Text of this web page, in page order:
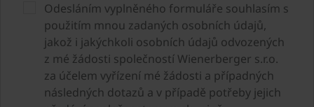
Odesláním vyplněného formuláře souhlasím s
použitím mnou zadaných osobních údajů,
jakož i jakýchkoli osobních údajů odvozených
z mé žádosti společností Wienerberger s.r.o.
za účelem vyřízení mé žádosti a případných
následných dotazů a v případě potřeby jejich